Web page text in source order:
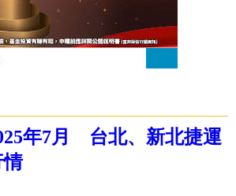
年7月 台北、新北捷運
情